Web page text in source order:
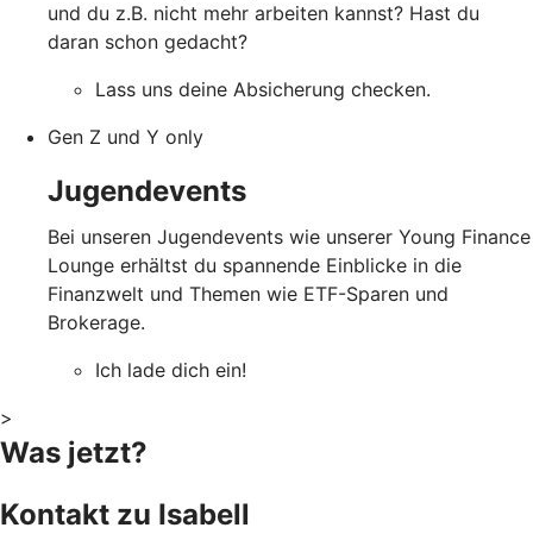
und du z.B. nicht mehr arbeiten kannst? Hast du
daran schon gedacht?
Lass uns deine Absicherung checken.
Gen Z und Y only
Jugendevents
Bei unseren Jugendevents wie unserer Young Finance
Lounge erhältst du spannende Einblicke in die
Finanzwelt und Themen wie ETF-Sparen und
Brokerage.
Ich lade dich ein!
>
Was jetzt?
Kontakt zu Isabell